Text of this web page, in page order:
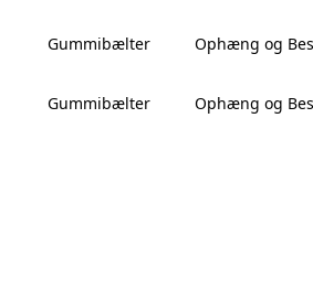
Gummibælter Ophæng og
Gummibælter Ophæng og